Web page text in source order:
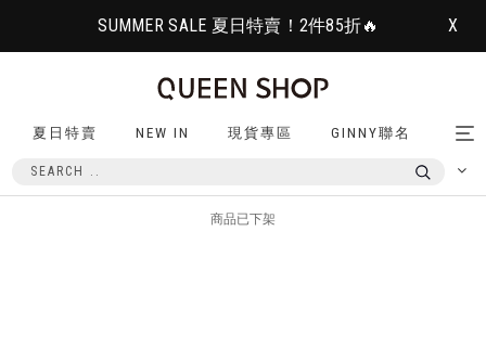
SUMMER SALE 夏日特賣！2件85折🔥 X
夏日特賣 NEW IN 現貨專區 GINNY聯名
商品已下架